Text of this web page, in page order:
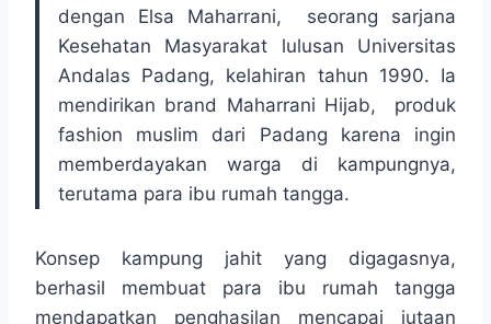
dengan Elsa Maharrani, seorang sarjana
Kesehatan Masyarakat lulusan Universitas
Andalas Padang, kelahiran tahun 1990. Ia
mendirikan brand Maharrani Hijab, produk
fashion muslim dari Padang karena ingin
memberdayakan warga di kampungnya,
terutama para ibu rumah tangga.
Konsep kampung jahit yang digagasnya,
berhasil membuat para ibu rumah tangga
mendapatkan penghasilan mencapai jutaan